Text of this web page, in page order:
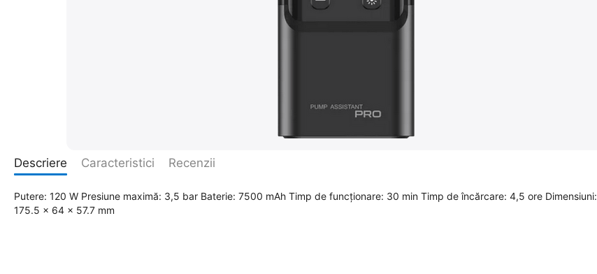
Descriere Caracteristici Recenzii
Putere: 120 W Presiune maximă: 3,5 bar Baterie: 7500 mAh Timp de funcționare: 30 min Timp de încărcare: 4,5 ore Dimensiuni:
175.5 x 64 x 57.7 mm